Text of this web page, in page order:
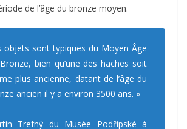
de l’âge du bronze moyen.
objets sont typiques du Moyen Âge
bien qu’une des haches soit
plus ancienne, datant de l’âge du
ancien il y a environ 3500 ans. »
Trefný du Musée Podřipské à